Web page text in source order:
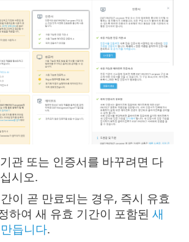
관 또는 인증서를 바꾸려면 다
시오.
이 곧 만료되는 경우, 즉시 유효
하여 새 유효 기간이 포함된 새
듭니다.